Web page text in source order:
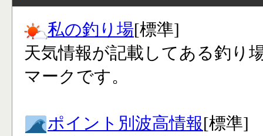
私の釣り場[標準]
天気情報が記載してある釣り
マークです。
ポイント別波高情報[標準]